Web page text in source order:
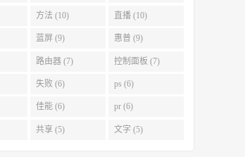
方法 (10) 直播 (10)
蓝屏 (9) 惠普 (9)
路由器 (7) 控制面板 (7)
失败 (6) ps (6)
佳能 (6) pr (6)
共享 (5) 文字 (5)